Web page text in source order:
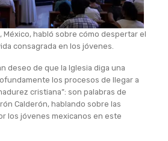
México, habló sobre cómo despertar el
consagrada en los jóvenes.
deseo de que la Iglesia diga una
los procesos de llegar a
cristiana”: son palabras de
Calderón, hablando sobre las
los jóvenes mexicanos en este